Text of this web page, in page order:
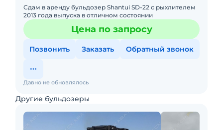
Сдам в аренду бульдозер Shantui SD-22 с рыхлителем
2013 года выпуска в отличном состоянии
Цена по запросу
Позвонить Заказать Обратный звонок
Давно не обновлялось
Другие бульдозеры